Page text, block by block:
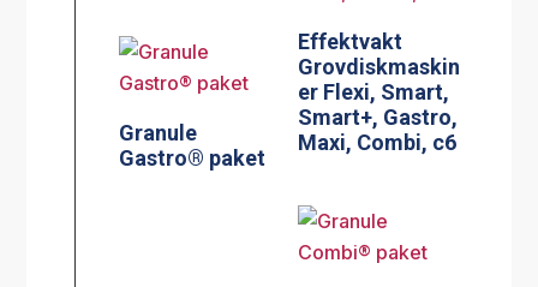
Effektvakt
Grovdiskmaskin
er Flexi, Smart,
Smart+, Gastro,
Maxi, Combi, c6
Granule
Gastro® paket